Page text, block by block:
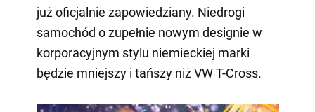
już oficjalnie zapowiedziany. Niedrogi
samochód o zupełnie nowym designie w
korporacyjnym stylu niemieckiej marki
będzie mniejszy i tańszy niż VW T-Cross.